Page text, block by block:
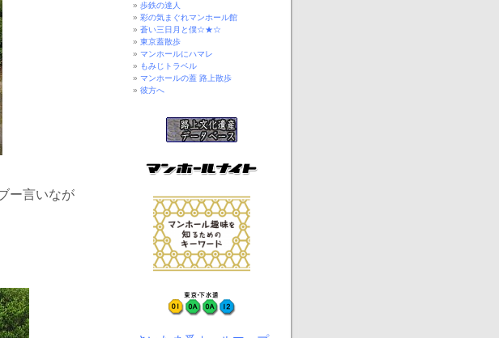
ー言いなが
歩鉄の達人
彩の気まぐれマンホール館
蒼い三日月と僕☆★☆
東京蓋散歩
マンホールにハマレ
もみじトラベル
マンホールの蓋 路上散歩
彼方へ